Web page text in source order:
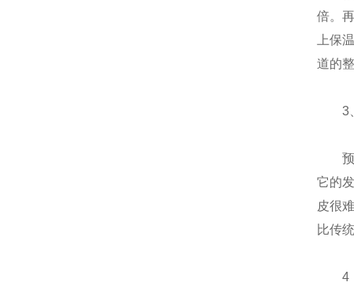
倍。
上保
道的
3、
预制
它的
皮很
比传
4．